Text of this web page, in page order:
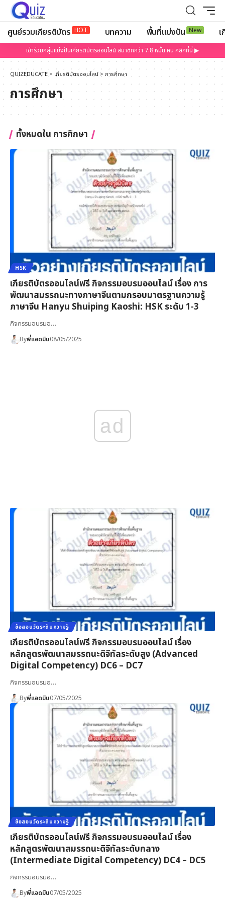
ศูนย์รวมเกียรติบัตร HOT บทความ พื้นที่แบ่งปัน New
เข้าร่วมกลุ่มแบ่งปันเกียรติบัตรออนไลน์ สมาชิกกว่า 7.8 หมื่น คน คลิกที่นี่ ▶
QUIZEDUCATE> เกียรติบัตรออนไลน์ > การศึกษา
การศึกษา
ทั้งหมดใน การศึกษา
HSK
เกียรติบัตรออนไลน์ฟรี กิจกรรมอบรมออนไลน์ เรื่อง การ
พัฒนาสมรรถนะทางภาษาจีนตามกรอบมาตรฐานความรู้
ภาษาจีน Hanyu Shuiping Kaoshi: HSK ระดับ 1-3
กิจกรรมอบรมอ…
Byพี่แอดมิน08/05/2025
ad
ข้อสอบวัดระดับความรู้
เกียรติบัตรออนไลน์ฟรี กิจกรรมอบรมออนไลน์ เรื่อง
หลักสูตรพัฒนาสมรรถนะดิจิทัลระดับสูง (Advanced
Digital Competency) DC6 – DC7
กิจกรรมอบรมอ…
Byพี่แอดมิน07/05/2025
ข้อสอบวัดระดับความรู้
เกียรติบัตรออนไลน์ฟรี กิจกรรมอบรมออนไลน์ เรื่อง
หลักสูตรพัฒนาสมรรถนะดิจิทัลระดับกลาง
(Intermediate Digital Competency) DC4 – DC5
กิจกรรมอบรมอ…
Byพี่แอดมิน07/05/2025